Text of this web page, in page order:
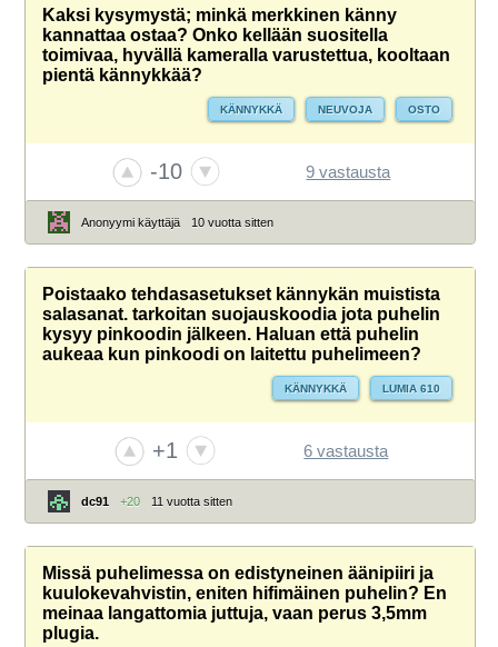
Kaksi kysymystä; minkä merkkinen känny
kannattaa ostaa? Onko kellään suositella
toimivaa, hyvällä kameralla varustettua, kooltaan
pientä kännykkää?
KÄNNYKKÄ NEUVOJA OSTO
-10 9 vastausta
Anonyymi käyttäjä 10 vuotta sitten
Poistaako tehdasasetukset kännykän muistista
salasanat. tarkoitan suojauskoodia jota puhelin
kysyy pinkoodin jälkeen. Haluan että puhelin
aukeaa kun pinkoodi on laitettu puhelimeen?
KÄNNYKKÄ LUMIA 610
+1 6 vastausta
dc91 +20 11 vuotta sitten
Missä puhelimessa on edistyneinen äänipiiri ja
kuulokevahvistin, eniten hifimäinen puhelin? En
meinaa langattomia juttuja, vaan perus 3,5mm
plugia.